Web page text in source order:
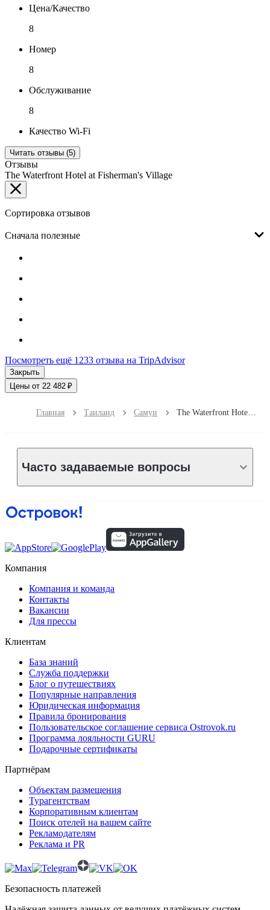
Цена/Качество
8
Номер
8
Обслуживание
8
Качество Wi-Fi
Читать отзывы (5)
Отзывы
The Waterfront Hotel at Fisherman's Village
Сортировка отзывов
Сначала полезные
Посмотреть ещё 1233 отзыва на TripAdvisor
Закрыть
Цены от 22 482 ₽
Главная Таиланд Самуи The Waterfront Hotel at Fisherman's Village
Часто задаваемые вопросы
Компания
Компания и команда
Контакты
Вакансии
Для прессы
Клиентам
База знаний
Служба поддержки
Блог о путешествиях
Популярные направления
Юридическая информация
Правила бронирования
Пользовательское соглашение сервиса Ostrovok.ru
Программа лояльности GURU
Подарочные сертификаты
Партнёрам
Объектам размещения
Турагентствам
Корпоративным клиентам
Поиск отелей на вашем сайте
Рекламодателям
Реклама и PR
Безопасность платежей